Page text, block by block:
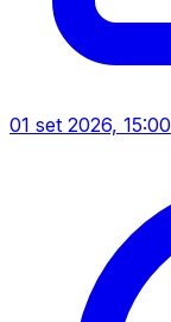
01 set 2026, 15:00